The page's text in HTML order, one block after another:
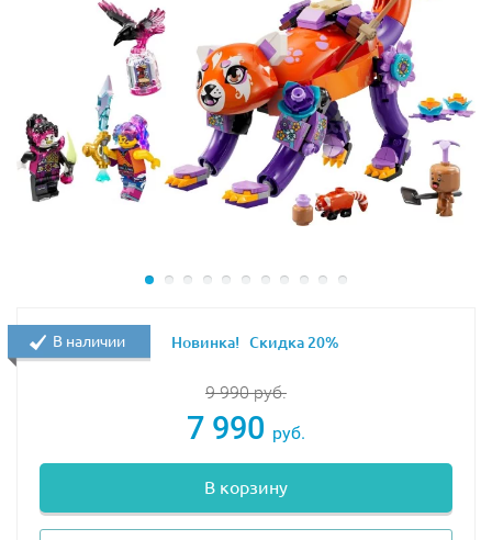
9 990руб.
7 990 руб.
В корзину
В наличии Новинка! Скидка 20%